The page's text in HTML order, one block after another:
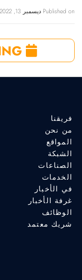
Published on ديسمبر 13, 2022 في 2:46 م. تحديث في مايو 31, 2026 في 2:38 م
BOOK A MEETING
فريقنا
من نحن
المواقع
الشبكة
الصناعات
الخدمات
في الأخبار
غرفة الأخبار
الوظائف
شريك معتمد